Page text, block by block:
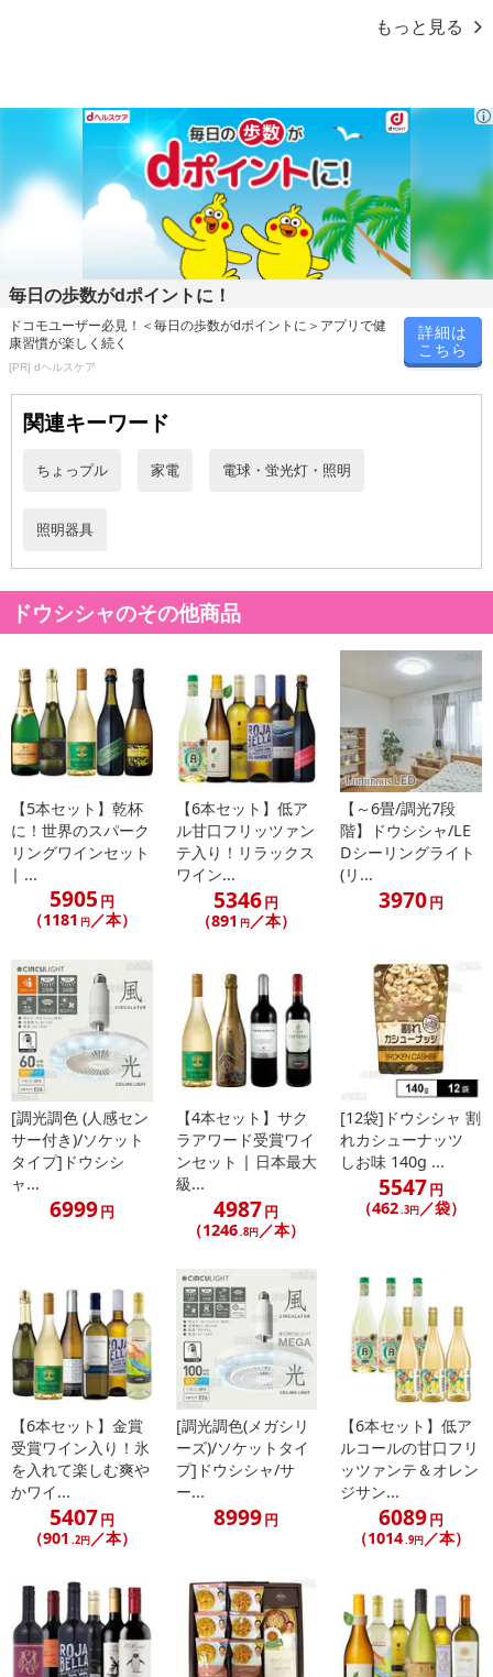
もっと見る
毎日の歩数がdポイントに！
ドコモユーザー必見！＜毎日の歩数がdポイントに＞アプリで健
康習慣が楽しく続く
[PR] dヘルスケア
詳細は
こちら
関連キーワード
ちょっプル 家電 電球・蛍光灯・照明
照明器具
ドウシシャのその他商品
【5本セット】乾杯
に！世界のスパーク
リングワインセット
| ...
5905 円
（1181 円／本）
【6本セット】低ア
ル甘口フリッツァン
テ入り！リラックス
ワイン...
5346円
（891 円／本）
【～6畳/調光7段
階】ドウシシャ/LE
Dシーリングライト
(リ...
3970円
[調光調色 (人感セン
サー付き)/ソケット
タイプ]ドウシシ
ャ...
6999円
【4本セット】サク
ラアワード受賞ワイ
ンセット | 日本最大
級...
4987円
（1246.8円 ／本）
[12袋]ドウシシャ 割
れカシューナッツ
しお味 140g ...
5547円
（462.3円 ／袋）
【6本セット】金賞
受賞ワイン入り！氷
を入れて楽しむ爽や
かワイ...
5407円
（901 .2円／本）
[調光調色(メガシリ
ーズ)/ソケットタイ
プ]ドウシシャ/サ
ー...
8999円
【6本セット】低ア
ルコールの甘口フリ
ッツァンテ＆オレン
ジサン...
6089円
（1014.9円／本）